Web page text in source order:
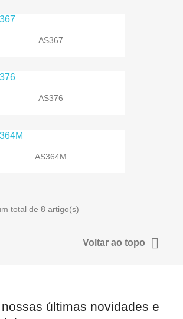
AS367
AS376
AS364M
total de 8 artigo(s)
Voltar ao topo 
últimas novidades e